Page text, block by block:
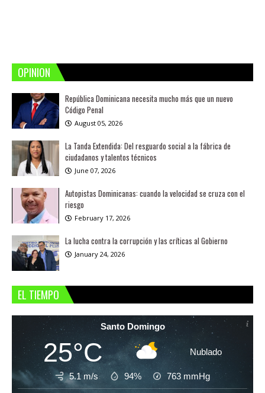
OPINION
República Dominicana necesita mucho más que un nuevo
Código Penal
August 05, 2026
La Tanda Extendida: Del resguardo social a la fábrica de
ciudadanos y talentos técnicos
June 07, 2026
Autopistas Dominicanas: cuando la velocidad se cruza con el
riesgo
February 17, 2026
La lucha contra la corrupción y las críticas al Gobierno
January 24, 2026
EL TIEMPO
Santo Domingo
25°C Nublado
5.1 m/s 94% 763 mmHg